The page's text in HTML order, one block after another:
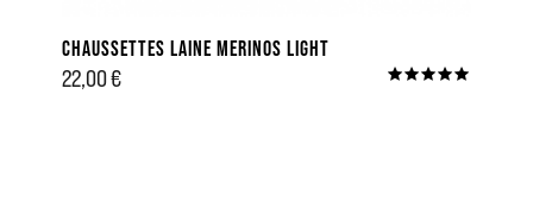
CHAUSSETTES LAINE MERINOS LIGHT
22,00 €